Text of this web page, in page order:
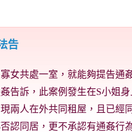
告
女共處一室，就能夠提告通
告訴，此案例發生在S小姐
兩人在外共同租屋，且已經
認同居，更不承認有通姦行